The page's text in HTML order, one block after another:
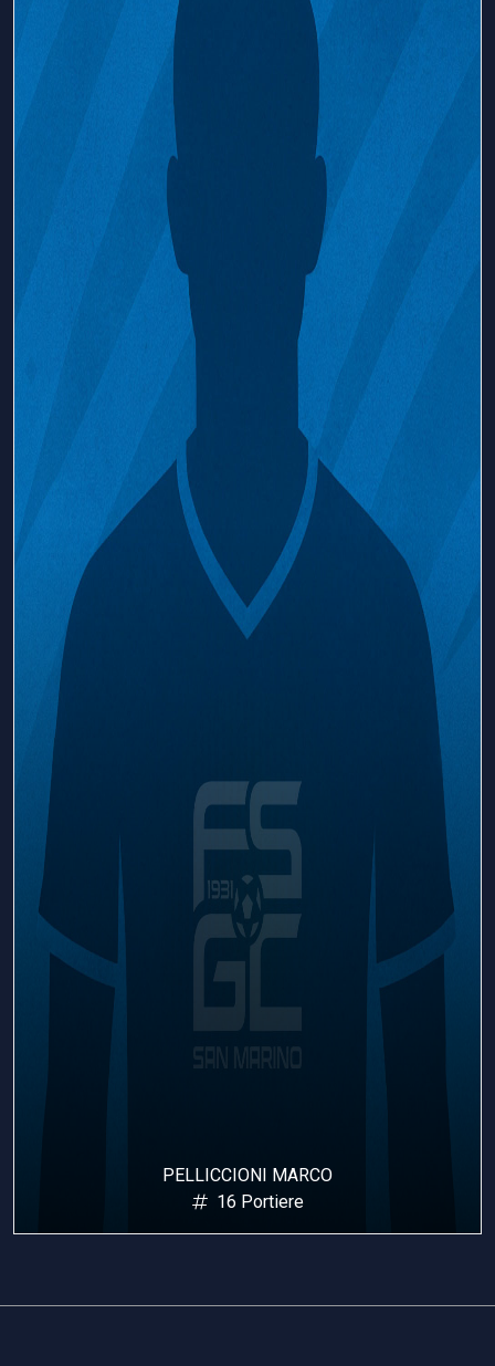
PELLICCIONI MARCO
16 Portiere